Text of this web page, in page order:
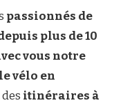
passionnés de
plus de 10
vous notre
vélo en
itinéraires à